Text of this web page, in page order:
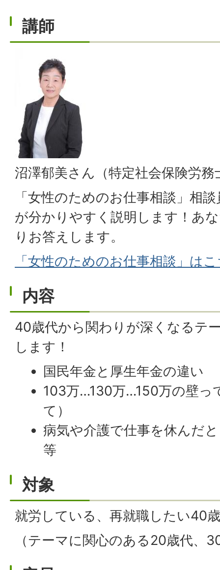
講師
沼澤郁美さん（特定社会保険労務
「女性のためのお仕事相談」相
が分かりやすく説明します！あ
りお答えします。
「女性のためのお仕事相談」は
内容
40歳代から関わりが深くなるテ
します！
国民年金と厚生年金の違い
103万…130万…150万の壁っ
て）
病気や介護で仕事を休んだ
等
対象
就労している、再就職したい40
（テーマに関心のある20歳代、